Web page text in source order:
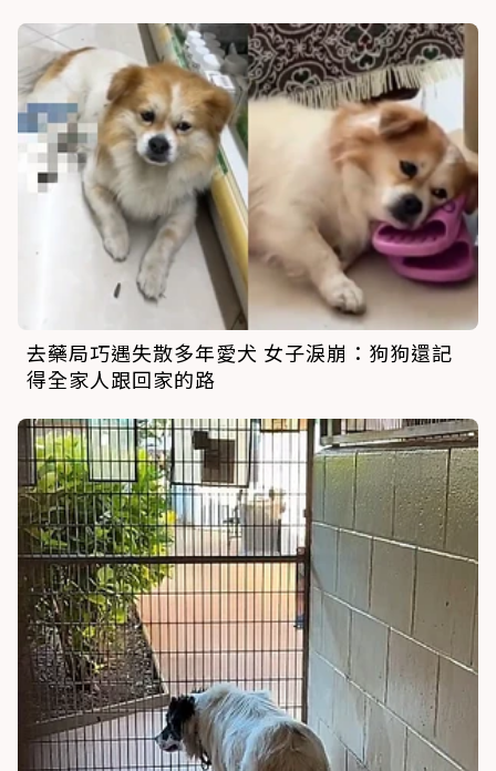
去藥局巧遇失散多年愛犬 女子淚崩：狗狗還記
得全家人跟回家的路